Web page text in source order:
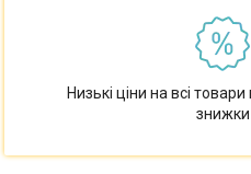
Низькі ціни на всі товари
знижки